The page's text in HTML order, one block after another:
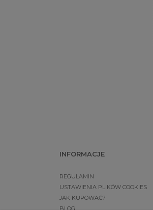
INFORMACJE
REGULAMIN
USTAWIENIA PLIKÓW COOKIES
JAK KUPOWAĆ?
BLOG